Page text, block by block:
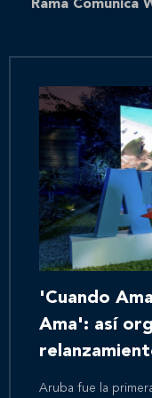
Rama Comunica
'Cuando
Ama': así
Aruba fue la